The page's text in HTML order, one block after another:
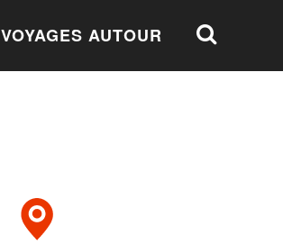
VOYAGES AUTOUR